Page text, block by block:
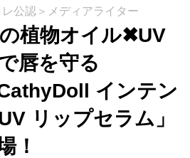
ン店舗ではILLITのWONHEE
た2色が先行発売されるとい
ンにはたまらない特別仕様で
レ公認＞メディアライター
植物オイル✖UV
唇を守る
インテン
リップセラム」
！